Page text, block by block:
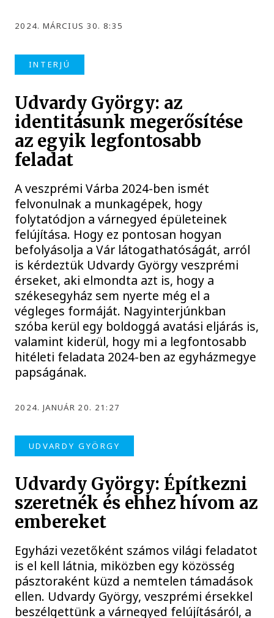
2024. MÁRCIUS 30. 8:35
INTERJÚ
Udvardy György: az
identitásunk megerősítése
az egyik legfontosabb
feladat
A veszprémi Várba 2024-ben ismét
felvonulnak a munkagépek, hogy
folytatódjon a várnegyed épületeinek
felújítása. Hogy ez pontosan hogyan
befolyásolja a Vár látogathatóságát, arról
is kérdeztük Udvardy György veszprémi
érseket, aki elmondta azt is, hogy a
székesegyház sem nyerte még el a
végleges formáját. Nagyinterjúnkban
szóba kerül egy boldoggá avatási eljárás is,
valamint kiderül, hogy mi a legfontosabb
hitéleti feladata 2024-ben az egyházmegye
papságának.
2024. JANUÁR 20. 21:27
UDVARDY GYÖRGY
Udvardy György: Építkezni
szeretnék és ehhez hívom az
embereket
Egyházi vezetőként számos világi feladatot
is el kell látnia, miközben egy közösség
pásztoraként küzd a nemtelen támadások
ellen. Udvardy György, veszprémi érsekkel
beszélgettünk a várnegyed felújításáról, a